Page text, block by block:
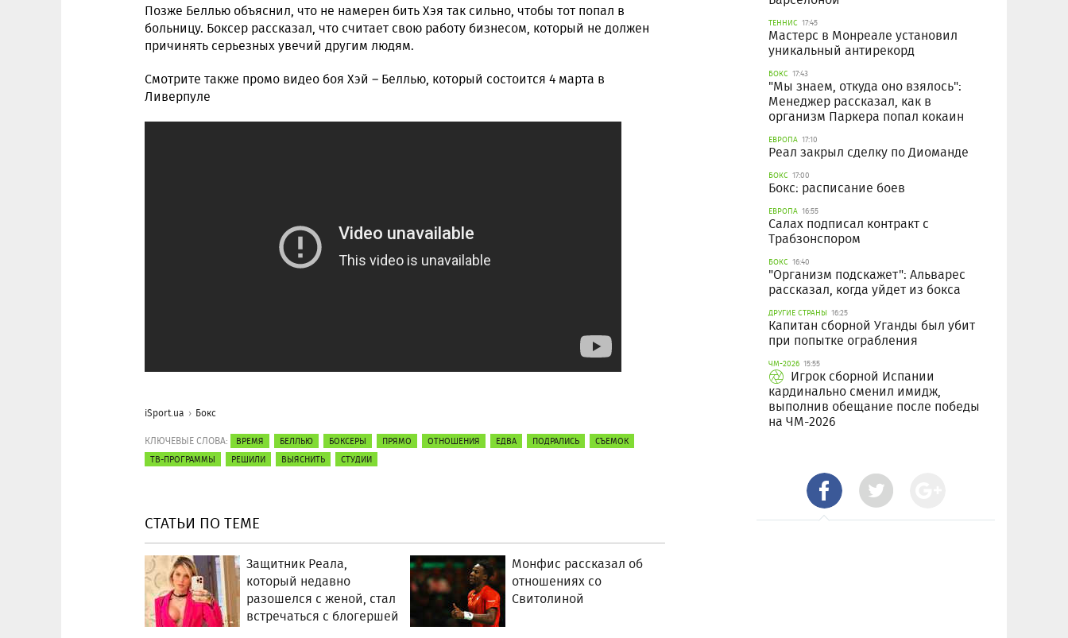
Позже Беллью объяснил, что не намерен бить Хэя так сильно, чтобы тот попал в
больницу. Боксер рассказал, что считает свою работу бизнесом, который не должен
причинять серьезных увечий другим людям.
Смотрите также промо видео боя Хэй – Беллью, который состоится 4 марта в
Ливерпуле
iSport.ua Бокс
КЛЮЧЕВЫЕ СЛОВА: ВРЕМЯ БЕЛЛЬЮ БОКСЕРЫ ПРЯМО ОТНОШЕНИЯ ЕДВА ПОДРАЛИСЬ
СЪЕМОК
ТВ-ПРОГРАММЫ
РЕШИЛИ ВЫЯСНИТЬ СТУДИИ
СТАТЬИ ПО ТЕМЕ
Защитник Реала,
который недавно
разошелся с женой, стал
встречаться с блогершей
Монфис рассказал об
отношениях со
Свитолиной
ТЕННИС 17:45
Мастерс в Монреале установил
уникальный антирекорд
БОКС 17:43
"Мы знаем, откуда оно взялось":
Менеджер рассказал, как в
организм Паркера попал кокаин
ЕВРОПА 17:10
Реал закрыл сделку по Диоманде
БОКС 17:00
Бокс: расписание боев
ЕВРОПА 16:55
Салах подписал контракт с
Трабзонспором
БОКС 16:40
"Организм подскажет": Альварес
рассказал, когда уйдет из бокса
ДРУГИЕ СТРАНЫ 16:25
Капитан сборной Уганды был убит
при попытке ограбления
ЧМ-2026 15:55
Игрок сборной Испании
кардинально сменил имидж,
выполнив обещание после победы
на ЧМ-2026